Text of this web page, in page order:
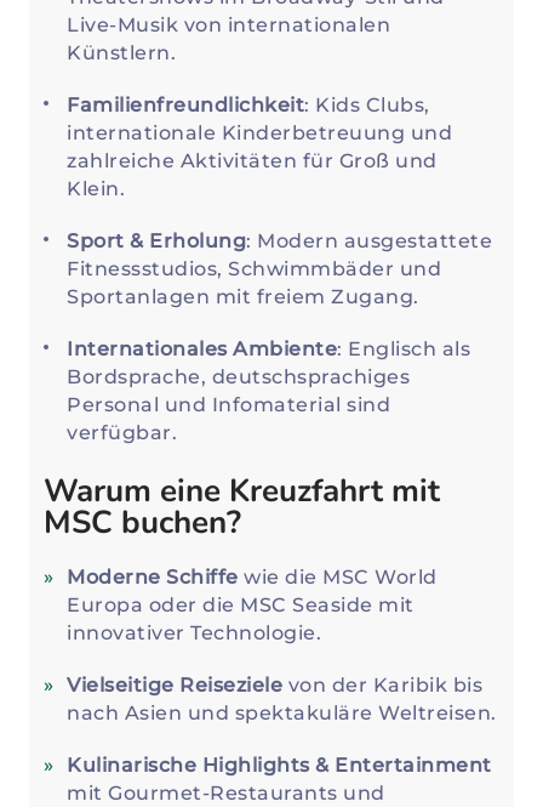
Live-Musik von internationalen
Künstlern.
Familienfreundlichkeit: Kids Clubs,
internationale Kinderbetreuung und
zahlreiche Aktivitäten für Groß und
Klein.
Sport & Erholung: Modern ausgestattete
Fitnessstudios, Schwimmbäder und
Sportanlagen mit freiem Zugang.
Internationales Ambiente: Englisch als
Bordsprache, deutschsprachiges
Personal und Infomaterial sind
verfügbar.
Warum eine Kreuzfahrt mit
MSC buchen?
Moderne Schiffe wie die MSC World
Europa oder die MSC Seaside mit
innovativer Technologie.
Vielseitige Reiseziele von der Karibik bis
nach Asien und spektakuläre Weltreisen.
Kulinarische Highlights & Entertainment
mit Gourmet-Restaurants und